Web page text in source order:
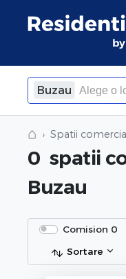
Buzau
⌂ Spatii
0 spatii
Buzau
Comision 0
Sortare